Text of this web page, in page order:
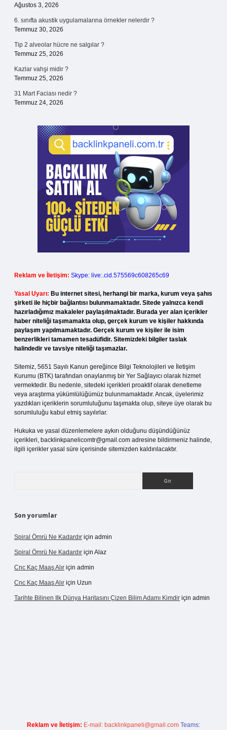
Ağustos 3, 2026
6. sınıfta akustik uygulamalarına örnekler nelerdir ?
Temmuz 30, 2026
Tip 2 alveolar hücre ne salgılar ?
Temmuz 25, 2026
Kazlar vahşi midir ?
Temmuz 25, 2026
31 Mart Faciası nedir ?
Temmuz 24, 2026
Reklam ve İletişim: Skype: live:.cid.575569c608265c69
Yasal Uyarı: Bu internet sitesi, herhangi bir marka, kurum veya şahıs
şirketi ile hiçbir bağlantısı bulunmamaktadır. Sitede yalnızca kendi
hazırladığımız makaleler paylaşılmaktadır. Burada yer alan içerikler
haber niteliği taşımamakta olup, gerçek kurum ve kişiler hakkında
paylaşım yapılmamaktadır. Gerçek kurum ve kişiler ile isim
benzerlikleri tamamen tesadüfidir. Sitemizdeki bilgiler taslak
halindedir ve tavsiye niteliği taşımazlar.
Sitemiz, 5651 Sayılı Kanun gereğince Bilgi Teknolojileri ve İletişim
Kurumu (BTK) tarafından onaylanmış bir Yer Sağlayıcı olarak hizmet
vermektedir. Bu nedenle, sitedeki içerikleri proaktif olarak denetleme
veya araştırma yükümlülüğümüz bulunmamaktadır. Ancak, üyelerimiz
yazdıkları içeriklerin sorumluluğunu taşımakta olup, siteye üye olarak bu
sorumluluğu kabul etmiş sayılırlar.
Hukuka ve yasal düzenlemelere aykırı olduğunu düşündüğünüz
içerikleri, backlinkpanelicomtr@gmail.com adresine bildirmeniz halinde,
ilgili içerikler yasal süre içerisinde sitemizden kaldırılacaktır.
Son yorumlar
Spiral Ömrü Ne Kadardır için admin
Spiral Ömrü Ne Kadardır için Alaz
Cnc Kaç Maaş Alır için admin
Cnc Kaç Maaş Alır için Uzun
Tarihte Bilinen Ilk Dünya Haritasını Çizen Bilim Adamı Kimdir için admin
Reklam ve İletişim: E-mail: backlinkpaneli@gmail.com Teams: